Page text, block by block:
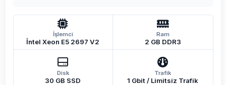
İşlemci
İntel Xeon E5 2697 V2
Ram
2 GB DDR3
Disk
30 GB SSD
Trafik
1 Gbit / Limitsiz Trafik